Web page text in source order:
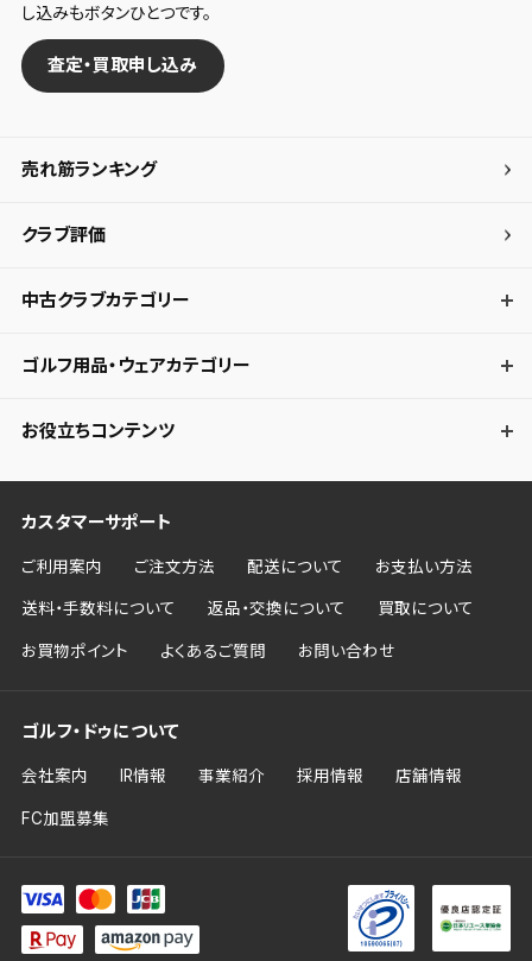
し込みもボタンひとつです。
査定・買取申し込み
売れ筋ランキング
クラブ評価
中古クラブカテゴリー
ゴルフ用品・ウェアカテゴリー
お役立ちコンテンツ
カスタマーサポート
ご利用案内 ご注文方法 配送について お支払い方法
送料・手数料について 返品・交換について 買取について
お買物ポイント よくあるご質問 お問い合わせ
ゴルフ・ドゥについて
会社案内 IR情報 事業紹介 採用情報 店舗情報
FC加盟募集